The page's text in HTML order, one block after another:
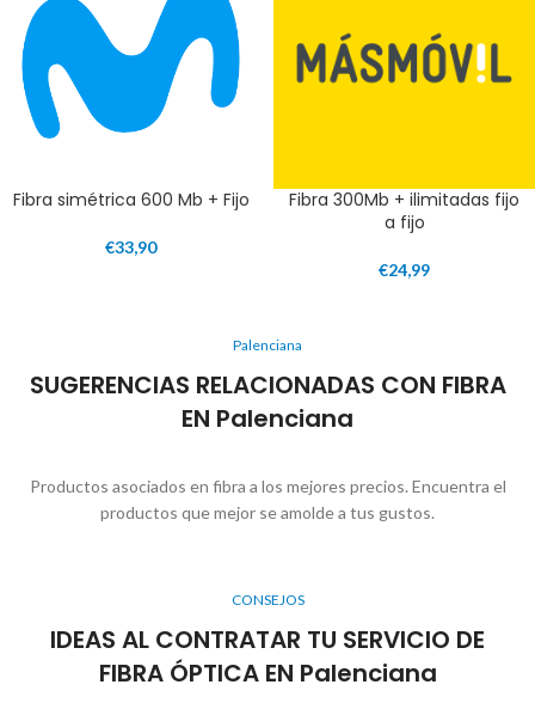
Fibra simétrica 600 Mb + Fijo
€33,90
Fibra 300Mb + ilimitadas fijo
a fijo
€24,99
Palenciana
SUGERENCIAS RELACIONADAS CON FIBRA
EN Palenciana
Productos asociados en fibra a los mejores precios. Encuentra el
productos que mejor se amolde a tus gustos.
CONSEJOS
IDEAS AL CONTRATAR TU SERVICIO DE
FIBRA ÓPTICA EN Palenciana